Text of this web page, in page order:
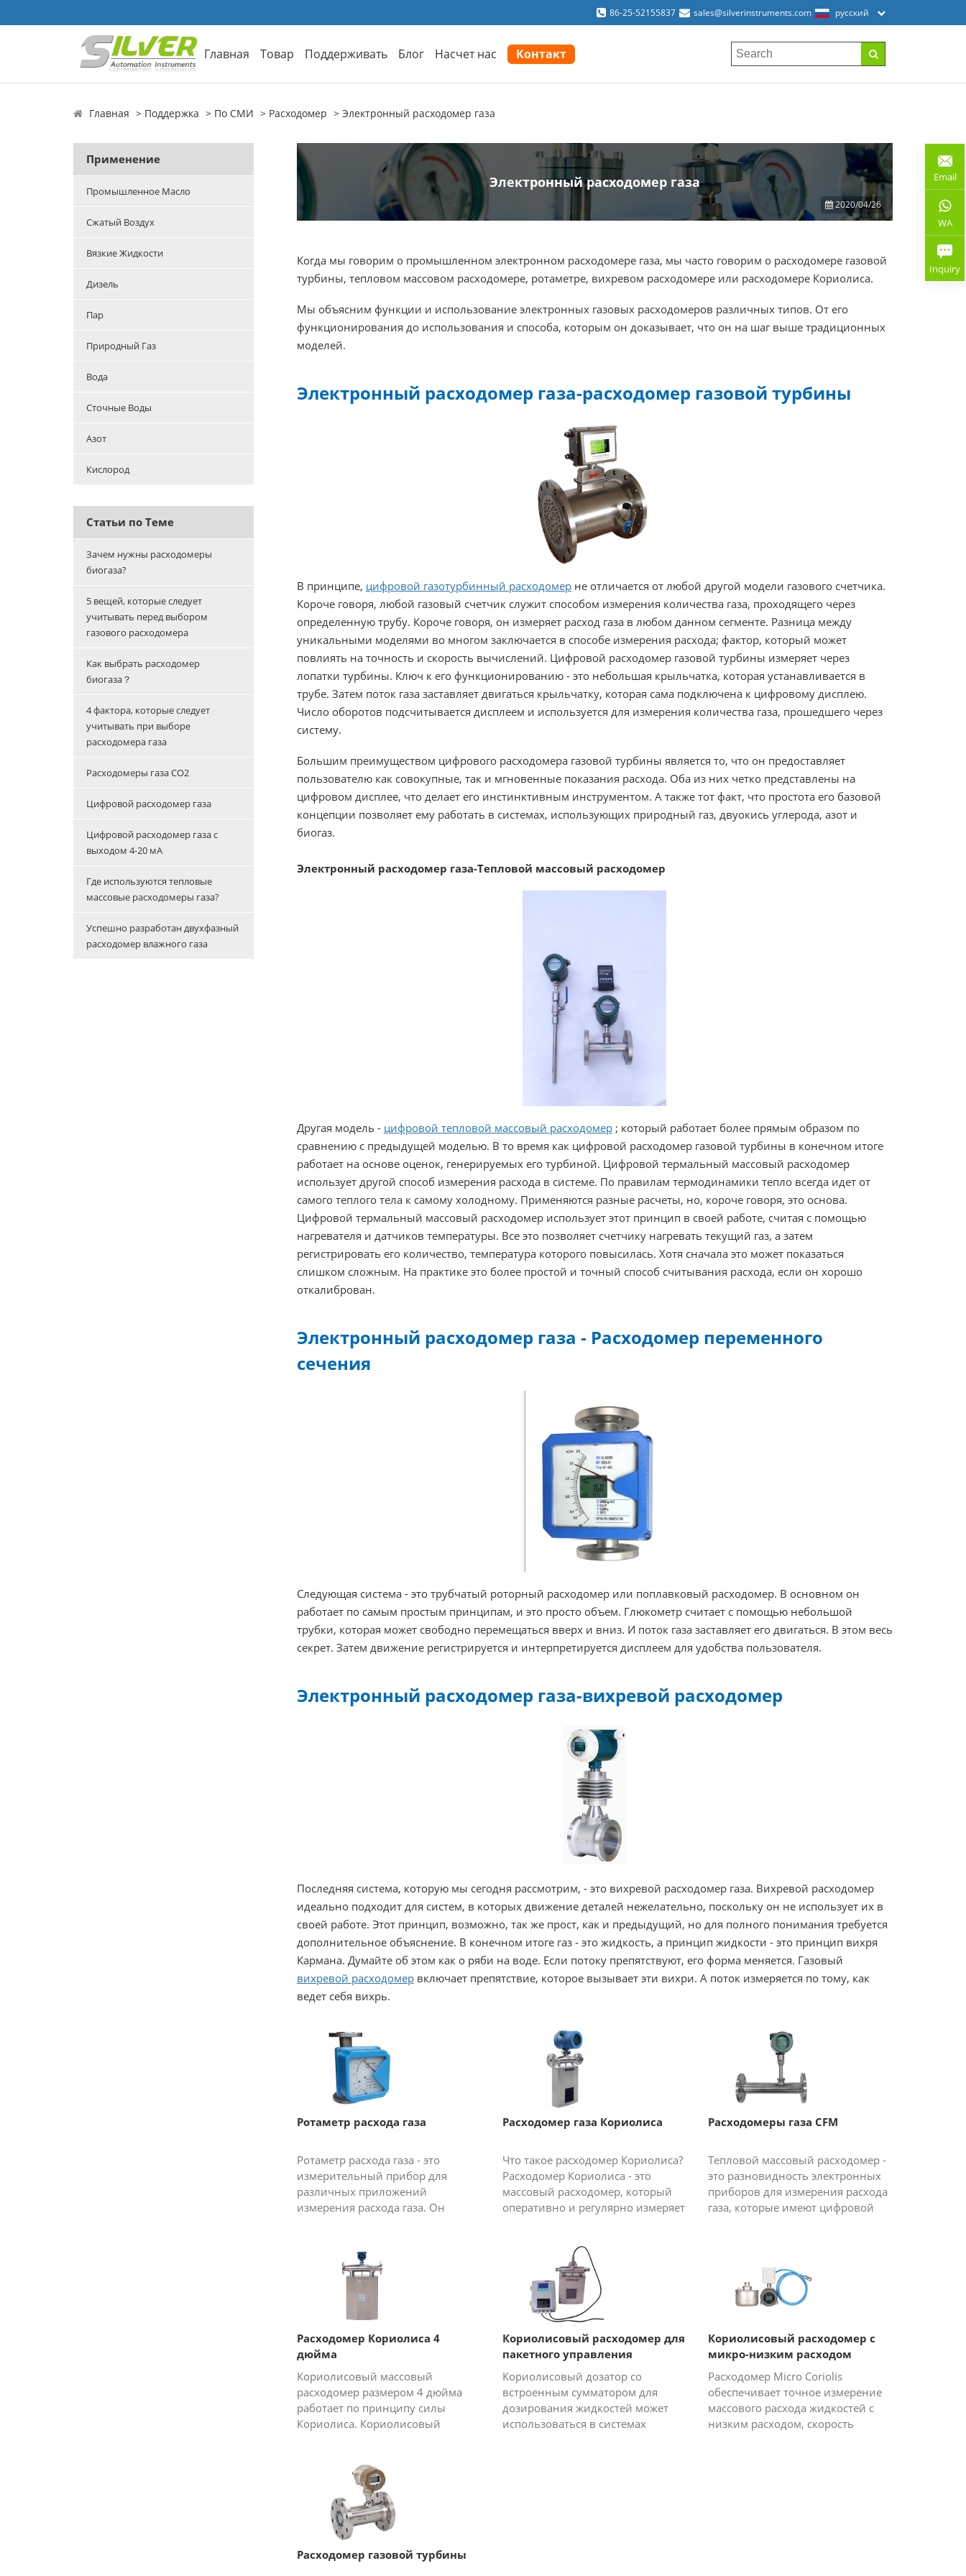
86-25-52155837 sales@silverinstruments.com русский
Главная Товар Поддерживать Блог Насчет нас Контакт
Главная Поддержка По СМИ Расходомер Электронный расходомер газа
Применение
Промышленное Масло
Сжатый Воздух
Вязкие Жидкости
Дизель
Пар
Природный Газ
Вода
Сточные Воды
Азот
Кислород
Статьи по Теме
Зачем нужны расходомеры
биогаза?
5 вещей, которые следует
учитывать перед выбором
газового расходомера
Как выбрать расходомер
биогаза？
4 фактора, которые следует
учитывать при выборе
расходомера газа
Расходомеры газа CO2
Цифровой расходомер газа
Цифровой расходомер газа с
выходом 4-20 мА
Где используются тепловые
массовые расходомеры газа?
Успешно разработан двухфазный
расходомер влажного газа
Электронный расходомер газа
2020/04/26
Когда мы говорим о промышленном электронном расходомере газа, мы часто говорим о расходомере газовой
турбины, тепловом массовом расходомере, ротаметре, вихревом расходомере или расходомере Кориолиса.
Мы объясним функции и использование электронных газовых расходомеров различных типов. От его
функционирования до использования и способа, которым он доказывает, что он на шаг выше традиционных
моделей.
Электронный расходомер газа-расходомер газовой турбины
В принципе, цифровой газотурбинный расходомерне отличается от любой другой модели газового счетчика.
Короче говоря, любой газовый счетчик служит способом измерения количества газа, проходящего через
определенную трубу. Короче говоря, он измеряет расход газа в любом данном сегменте. Разница между
уникальными моделями во многом заключается в способе измерения расхода; фактор, который может
повлиять на точность и скорость вычислений. Цифровой расходомер газовой турбины измеряет через
лопатки турбины. Ключ к его функционированию - это небольшая крыльчатка, которая устанавливается в
трубе. Затем поток газа заставляет двигаться крыльчатку, которая сама подключена к цифровому дисплею.
Число оборотов подсчитывается дисплеем и используется для измерения количества газа, прошедшего через
систему.
Большим преимуществом цифрового расходомера газовой турбины является то, что он предоставляет
пользователю как совокупные, так и мгновенные показания расхода. Оба из них четко представлены на
цифровом дисплее, что делает его инстинктивным инструментом. А также тот факт, что простота его базовой
концепции позволяет ему работать в системах, использующих природный газ, двуокись углерода, азот и
биогаз.
Электронный расходомер газа-Тепловой массовый расходомер
Другая модель - цифровой тепловой массовый расходомер; который работает более прямым образом по
сравнению с предыдущей моделью. В то время как цифровой расходомер газовой турбины в конечном итоге
работает на основе оценок, генерируемых его турбиной. Цифровой термальный массовый расходомер
использует другой способ измерения расхода в системе. По правилам термодинамики тепло всегда идет от
самого теплого тела к самому холодному. Применяются разные расчеты, но, короче говоря, это основа.
Цифровой термальный массовый расходомер использует этот принцип в своей работе, считая с помощью
нагревателя и датчиков температуры. Все это позволяет счетчику нагревать текущий газ, а затем
регистрировать его количество, температура которого повысилась. Хотя сначала это может показаться
слишком сложным. На практике это более простой и точный способ считывания расхода, если он хорошо
откалиброван.
Электронный расходомер газа - Расходомер переменного
сечения
Следующая система - это трубчатый роторный расходомер или поплавковый расходомер. В основном он
работает по самым простым принципам, и это просто объем. Глюкометр считает с помощью небольшой
трубки, которая может свободно перемещаться вверх и вниз. И поток газа заставляет его двигаться. В этом весь
секрет. Затем движение регистрируется и интерпретируется дисплеем для удобства пользователя.
Электронный расходомер газа-вихревой расходомер
Последняя система, которую мы сегодня рассмотрим, - это вихревой расходомер газа. Вихревой расходомер
идеально подходит для систем, в которых движение деталей нежелательно, поскольку он не использует их в
своей работе. Этот принцип, возможно, так же прост, как и предыдущий, но для полного понимания требуется
дополнительное объяснение. В конечном итоге газ - это жидкость, а принцип жидкости - это принцип вихря
Кармана. Думайте об этом как о ряби на воде. Если потоку препятствуют, его форма меняется. Газовый
вихревой расходомервключает препятствие, которое вызывает эти вихри. А поток измеряется по тому, как
ведет себя вихрь.
Ротаметр расхода газа
Ротаметр расхода газа - это
измерительный прибор для
различных приложений
измерения расхода газа. Он
температурах и других опасных
ситуациях...
Расходомер газа Кориолиса
Что такое расходомер Кориолиса?
Расходомер Кориолиса - это
массовый расходомер, который
оперативно и регулярно измеряет
которую не влияет изменение
Расходомеры газа CFM
Тепловой массовый расходомер -
это разновидность электронных
приборов для измерения расхода
газа, которые имеют цифровой
Расходомер Кориолиса 4
дюйма
Кориолисовый массовый
расходомер размером 4 дюйма
работает по принципу силы
Кориолиса. Кориолисовый
а расходомер действительно
громоздкий. Он широко и...
Кориолисовый расходомер для
пакетного управления
Кориолисовый дозатор со
встроенным сумматором для
дозирования жидкостей может
использоваться в системах
Кориолисовый расходомер с
микро-низким расходом
Расходомер Micro Coriolis
обеспечивает точное измерение
массового расхода жидкостей с
низким расходом, скорость
Расходомер газовой турбины
Email
WA
Inquiry